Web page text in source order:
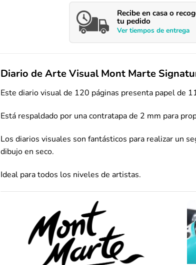
Recibe en casa o
tu pedido
Vertiempos de entrega
Diario de Arte Visual Mont Marte
Este diario visual de 120 páginas presenta papel de
Está respaldado por una contratapa de 2 mm para
Los diarios visuales son fantásticos para realizar un
dibujo en seco.
Ideal para todos los niveles de artistas.